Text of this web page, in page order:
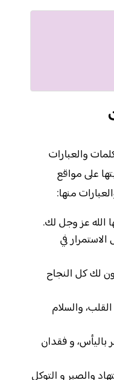
والعبارات
على مواقع
منها:
الله عز وجل لك.
في
لك كل النجاح
والسلام
باليأس، و فقدان
والصبر و التوكل